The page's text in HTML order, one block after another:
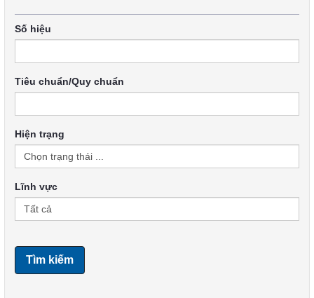
Số hiệu
Tiêu chuẩn/Quy chuẩn
Hiện trạng
Lĩnh vực
Tìm kiếm